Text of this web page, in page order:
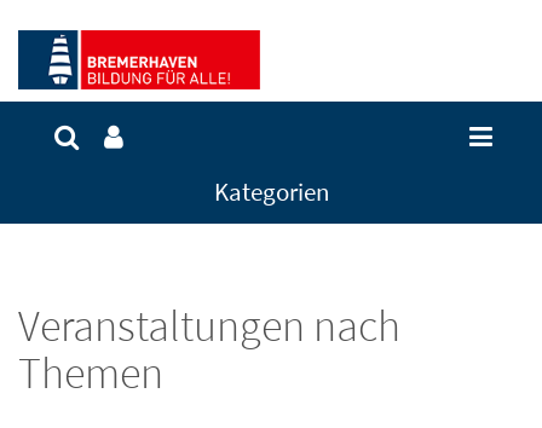
Kategorien
Veranstaltungen nach
Themen